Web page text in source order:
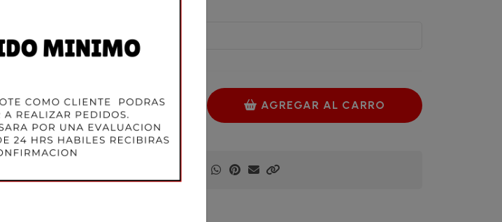
$4.445 CLP+ IVA AGREGAR AL CARRO